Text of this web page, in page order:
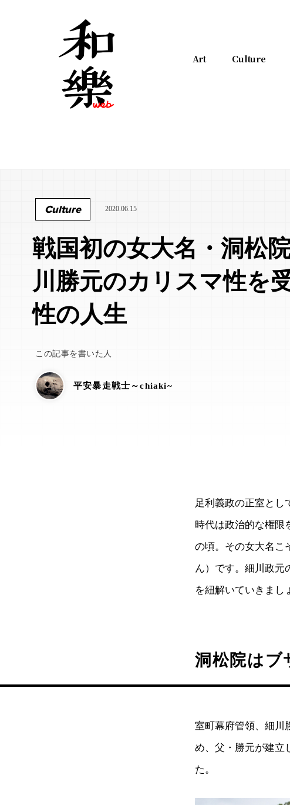
Art Culture
Culture 2020.06.15
戦国初の女大名・洞松
川勝元のカリスマ性を
性の人生
この記事を書いた人
平安暴走戦士～chiaki~
足利義政の正室とし
時代は政治的な権限
の頃。その女大名こ
ん）です。細川政元
を紐解いていきまし
洞松院はブ
室町幕府管領、細川
め、父・勝元が建立
た。